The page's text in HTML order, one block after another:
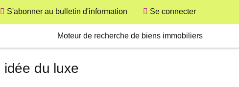
S'abonner au bulletin d'information
User
Se connecter
Moteur de recherche de biens immobiliers
idée du luxe